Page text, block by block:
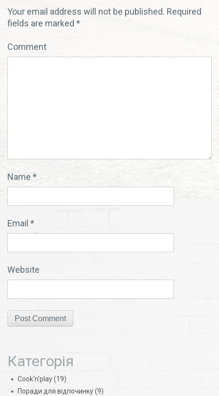
Your email address will not be published. Required
fields are marked *
Comment
Name *
Email *
Website
Категорія
Cook'n'play(19)
Поради для відпочинку(9)